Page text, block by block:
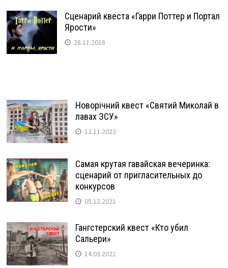
Сценарий квеста «Гарри Поттер и Портал
Ярости»
28.11.2018
Новорічний квест «Святий Миколай в
лавах ЗСУ»
12.11.2023
Самая крутая гавайская вечеринка:
сценарий от пригласительных до
конкурсов
05.12.2021
Гангстерский квест «Кто убил
Сальери»
14.03.2021